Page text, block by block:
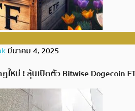
มีนาคม 4, 2025
ใหม่ ! ลุ้นเปิดตัว Bitwise Dogecoin